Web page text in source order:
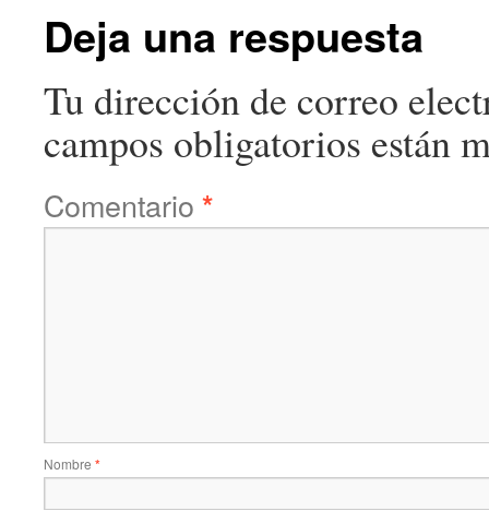
Deja una respuesta
Tu dirección de correo
campos obligatorios están
Comentario *
Nombre *